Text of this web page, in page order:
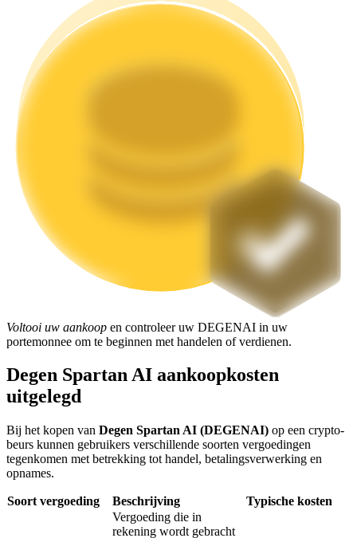
Uitzetten
Hoog rendement en directe toegang
Launchpool
Flexibel staken om populaire tokens te verdienen.
BTR-vergrendelingen
Exclusieve beleggingen voor BTR-houders
Voltooi uw aankoop en controleer uw DEGENAI in uw
portemonnee om te beginnen met handelen of verdienen.
Degen Spartan AI aankoopkosten
uitgelegd
Bij het kopen van Degen Spartan AI (DEGENAI) op een crypto-
beurs kunnen gebruikers verschillende soorten vergoedingen
tegenkomen met betrekking tot handel, betalingsverwerking en
opnames.
Soort vergoeding Beschrijving Typische kosten
Vergoeding die in
rekening wordt gebracht